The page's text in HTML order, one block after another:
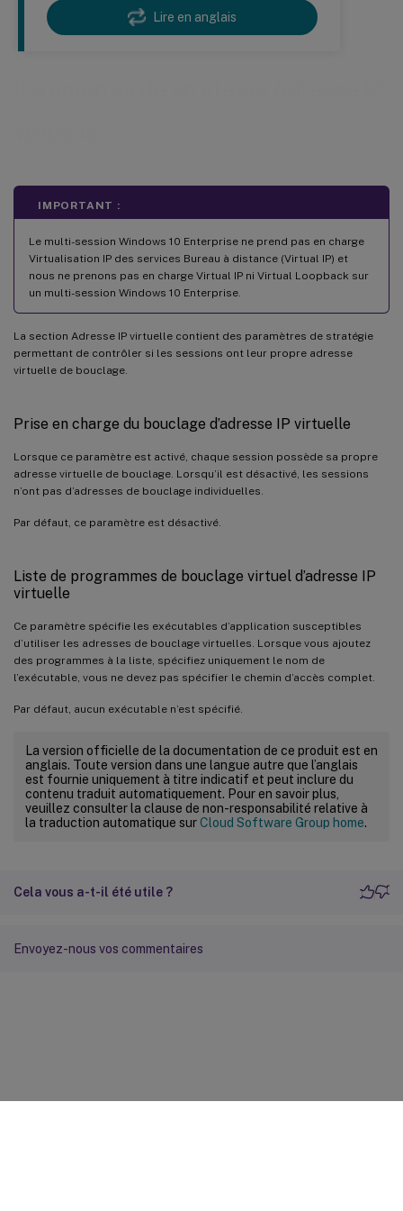
Lire en anglais
IMPORTANT :
Le multi-session Windows 10 Enterprise ne prend pas en charge
Virtualisation IP des services Bureau à distance (Virtual IP) et
nous ne prenons pas en charge Virtual IP ni Virtual Loopback sur
un multi-session Windows 10 Enterprise.
La section Adresse IP virtuelle contient des paramètres de stratégie
permettant de contrôler si les sessions ont leur propre adresse
virtuelle de bouclage.
Prise en charge du bouclage d’adresse IP virtuelle
Lorsque ce paramètre est activé, chaque session possède sa propre
adresse virtuelle de bouclage. Lorsqu’il est désactivé, les sessions
n’ont pas d’adresses de bouclage individuelles.
Par défaut, ce paramètre est désactivé.
Liste de programmes de bouclage virtuel d’adresse IP
virtuelle
Ce paramètre spécifie les exécutables d’application susceptibles
d’utiliser les adresses de bouclage virtuelles. Lorsque vous ajoutez
des programmes à la liste, spécifiez uniquement le nom de
l’exécutable, vous ne devez pas spécifier le chemin d’accès complet.
Par défaut, aucun exécutable n’est spécifié.
La version officielle de la documentation de ce produit est en
anglais. Toute version dans une langue autre que l’anglais
est fournie uniquement à titre indicatif et peut inclure du
contenu traduit automatiquement. Pour en savoir plus,
veuillez consulter la clause de non-responsabilité relative à
la traduction automatique surCloud Software Group home.
Cela vous a-t-il été utile ?
Envoyez-nous vos commentaires